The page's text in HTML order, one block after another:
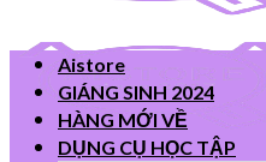
Aistore
GIÁNG SINH 2024
HÀNG MỚI VỀ
DỤNG CỤ HỌC TẬP